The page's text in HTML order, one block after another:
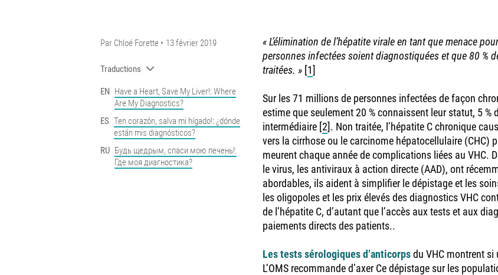
Par Chloé Forette 13 février 2019
Traductions
EN Have a Heart, Save My Liver!: Where
Are My Diagnostics?
ES Ten corazón, salva mi hígado!: ¿dónde
están mis diagnósticos?
RU Будь щедрым, спаси мою печень!:
Где моя диагностика?
« L’élimination de l’hépatite virale en tant que menace
personnes infectées soient diagnostiquées et que 80 %
traitées. » [1]
Sur les 71 millions de personnes infectées de façon
estime que seulement 20 % connaissent leur statut, 5 %
intermédiaire [2]. Non traitée, l’hépatite C chronique
vers la cirrhose ou le carcinome hépatocellulaire (CHC)
meurent chaque année de complications liées au VHC.
le virus, les antiviraux à action directe (AAD), ont
abordables, ils aident à simplifier le dépistage et les
les oligopoles et les prix élevés des diagnostics VHC
de l’hépatite C, d’autant que l’accès aux tests et aux
paiements directs des patients..
Les tests sérologiques d’anticorpsdu VHC montrent si
L’OMS recommande d’axer Ce dépistage sur les